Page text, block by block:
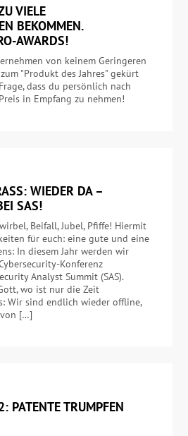
VIELE
BEKOMMEN.
AWARDS!
von keinem Geringeren
"Produkt des Jahres" gekürt
dass du persönlich nach
in Empfang zu nehmen!
WIEDER DA –
SAS!
Beifall, Jubel, Pfiffe! Hiermit
für euch: eine gute und eine
In diesem Jahr werden wir
Konferenz
Analyst Summit (SAS).
wo ist nur die Zeit
Wir sind endlich wieder offline,
von […]
PATENTE TRUMPFEN